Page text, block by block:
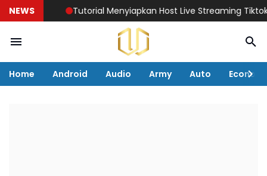
NEWS Tutorial Menyiapkan Host Live Streaming Tiktok
Home Android Audio Army Auto